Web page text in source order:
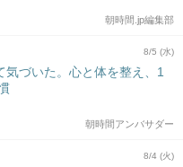
朝時間.jp編集部
8/5 (水)
づいた。心と体を整え、1
朝時間アンバサダー
8/4 (火)